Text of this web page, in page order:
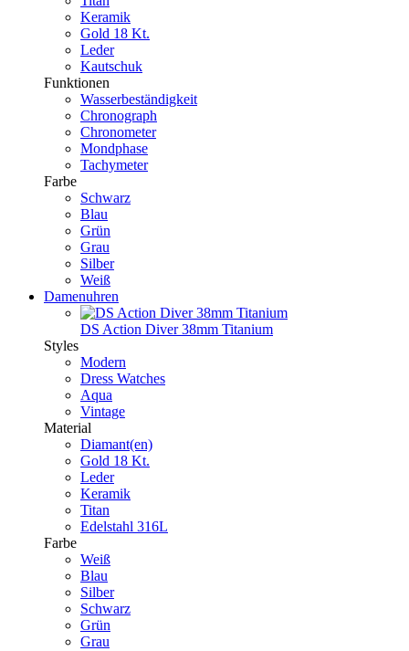
Keramik
Gold 18 Kt.
Leder
Kautschuk
Funktionen
Wasserbeständigkeit
Chronograph
Chronometer
Mondphase
Tachymeter
Farbe
Schwarz
Blau
Grün
Grau
Silber
Weiß
Damenuhren
DS Action Diver 38mm Titanium
Styles
Modern
Dress Watches
Aqua
Vintage
Material
Diamant(en)
Gold 18 Kt.
Leder
Keramik
Titan
Edelstahl 316L
Farbe
Weiß
Blau
Silber
Schwarz
Grün
Grau